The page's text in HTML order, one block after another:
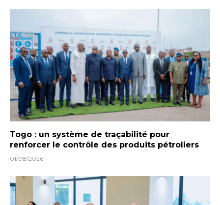
Togo : un système de traçabilité pour
renforcer le contrôle des produits pétroliers
01/08/2026